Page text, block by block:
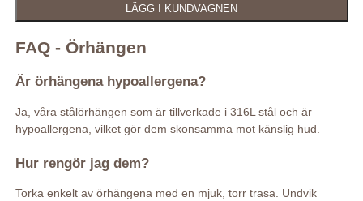
FAQ - Örhängen
Är örhängena hypoallergena?
Ja, våra stålörhängen som är tillverkade i 316L stål och är
hypoallergena, vilket gör dem skonsamma mot känslig hud.
Hur rengör jag dem?
Torka enkelt av örhängena med en mjuk, torr trasa. Undvik